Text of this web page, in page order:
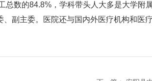
总数的84.8%，学科带头人大多是大学附
副主委。医院还与国内外医疗机构和医